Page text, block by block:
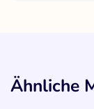
Ähnliche